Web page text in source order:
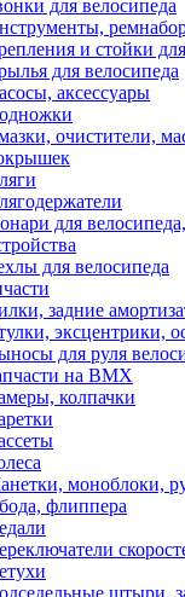
для велосипеда
и стойки
для велосипеда
аксессуары
очистители,
для
для велосипеда
задние
эксцентрики,
для руля
на BMX
колпачки
моноблоки,
флиппера